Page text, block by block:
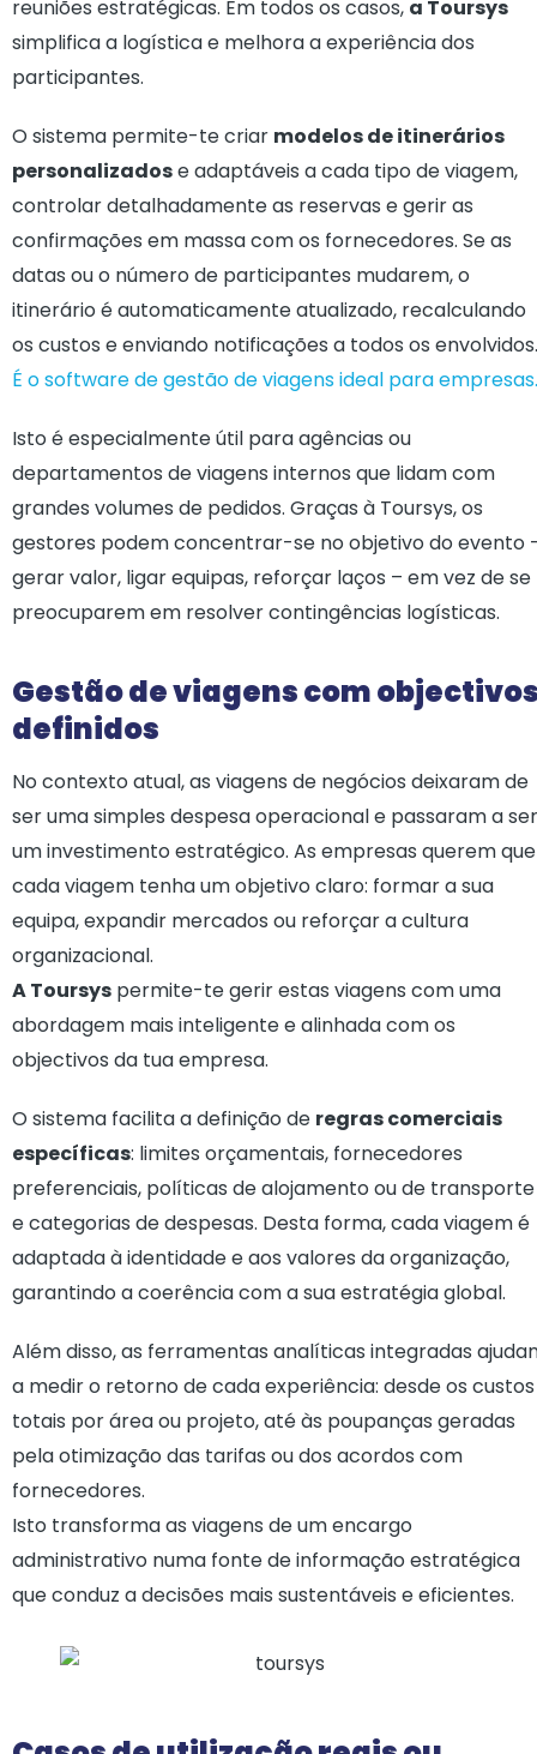
reuniões estratégicas. Em todos os casos, a Toursys
simplifica a logística e melhora a experiência dos
participantes.
O sistema permite-te criar modelos de itinerários
personalizadose adaptáveis a cada tipo de viagem,
controlar detalhadamente as reservas e gerir as
confirmações em massa com os fornecedores. Se as
datas ou o número de participantes mudarem, o
itinerário é automaticamente atualizado, recalculando
os custos e enviando notificações a todos os envolvidos.
É o software de gestão de viagens ideal para empresas.
Isto é especialmente útil para agências ou
departamentos de viagens internos que lidam com
grandes volumes de pedidos. Graças à Toursys, os
gestores podem concentrar-se no objetivo do evento
gerar valor, ligar equipas, reforçar laços – em vez de se
preocuparem em resolver contingências logísticas.
Gestão de viagens com
definidos
No contexto atual, as viagens de negócios deixaram de
ser uma simples despesa operacional e passaram a ser
um investimento estratégico. As empresas querem que
cada viagem tenha um objetivo claro: formar a sua
equipa, expandir mercados ou reforçar a cultura
organizacional.
A Toursys permite-te gerir estas viagens com uma
abordagem mais inteligente e alinhada com os
objectivos da tua empresa.
O sistema facilita a definição de regras comerciais
específicas: limites orçamentais, fornecedores
preferenciais, políticas de alojamento ou de transporte
e categorias de despesas. Desta forma, cada viagem é
adaptada à identidade e aos valores da organização,
garantindo a coerência com a sua estratégia global.
Além disso, as ferramentas analíticas integradas
a medir o retorno de cada experiência: desde os custos
totais por área ou projeto, até às poupanças geradas
pela otimização das tarifas ou dos acordos com
fornecedores.
Isto transforma as viagens de um encargo
administrativo numa fonte de informação estratégica
que conduz a decisões mais sustentáveis e eficientes.